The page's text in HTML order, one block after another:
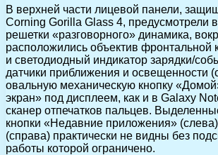
В верхней части лицевой панели,
Corning Gorilla Glass 4, предусмотрели
решетки «разговорного» динамика,
расположились объектив фронтальной
и светодиодный индикатор зарядки/
датчики приближения и освещенности
овальную механическую кнопку
экран» под дисплеем, как и в Galaxy
сканер отпечатков пальцев.
кнопки «Недавние приложения»
(справа) практически не видны без
работы которой ограничено.